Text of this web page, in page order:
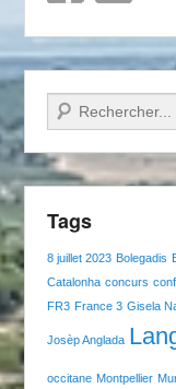
Recherche
Tags
8 juillet 2023 Bolegadis
Catalonha concurs
FR3 France 3 Gisela
Josèp Anglada
occitane Montpellier